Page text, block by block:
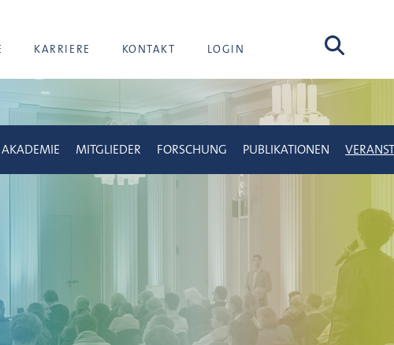
KARRIERE KONTAKT LOGIN Suche
AKADEMIE MITGLIEDER FORSCHUNG PUBLIKATIONEN